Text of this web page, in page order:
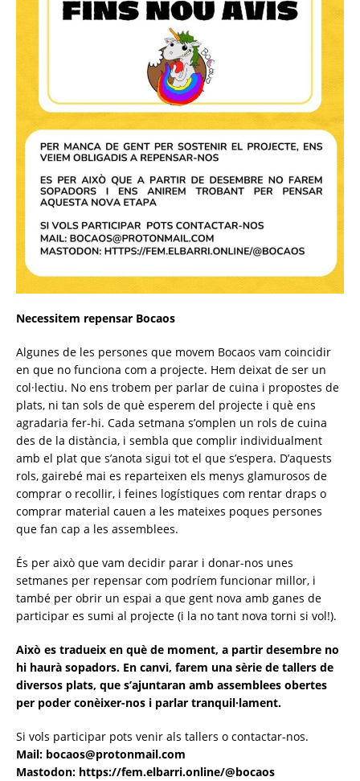
Necessitem repensar Bocaos
Algunes de les persones que movem Bocaos vam coincidir
en que no funciona com a projecte. Hem deixat de ser un
col·lectiu. No ens trobem per parlar de cuina i propostes de
plats, ni tan sols de què esperem del projecte i què ens
agradaria fer-hi. Cada setmana s’omplen un rols de cuina
des de la distància, i sembla que complir individualment
amb el plat que s’anota sigui tot el que s’espera. D’aquests
rols, gairebé mai es reparteixen els menys glamurosos de
comprar o recollir, i feines logístiques com rentar draps o
comprar material cauen a les mateixes poques persones
que fan cap a les assemblees.
És per això que vam decidir parar i donar-nos unes
setmanes per repensar com podríem funcionar millor, i
també per obrir un espai a que gent nova amb ganes de
participar es sumi al projecte (i la no tant nova torni si vol!).
Això es tradueix en què de moment, a partir desembre no
hi haurà sopadors. En canvi, farem una sèrie de tallers de
diversos plats, que s’ajuntaran amb assemblees obertes
per poder conèixer-nos i parlar tranquil·lament.
Si vols participar pots venir als tallers o contactar-nos.
Mail: bocaos@protonmail.com
Mastodon: https://fem.elbarri.online/@bocaos